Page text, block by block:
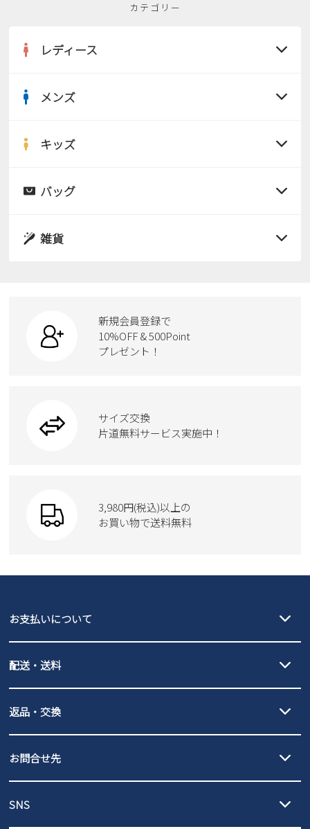
カテゴリー
レディース
サンダル
スニーカー
カジュアルシューズ
ワークシューズ
ウェア
moz
メンズ
サンダル
ローファー
ブーツ
Parade
GAP
キッズ
サンダル
スクール
new balance
瞬足
バッグ
ボディバッグ
ハンドバッグ
トートバッグ
雑貨
ケア用品
新規会員登録で
10%OFF & 500Point
プレゼント！
サイズ交換
片道無料サービス実施中！
3,980円(税込)以上の
お買い物で送料無料
お支払いについて
PayPay（オンライン決済）、代金引換のご利用が可能です。
配送・送料
北海道・本州・四国・九州…550円
3,980円（税込）以上お買い上げで送料無料
ご利用ください。
全国一律…220円（税込）
発送日・送料詳細についてはご利用ガイドを
ご利用ください。
返品・交換
の片道無料サービスを実施中！
ントとしても安心してご利用いただけるよう、サイズ交換の受付期
お問合せ先
営業時間：11時～17時
SNS